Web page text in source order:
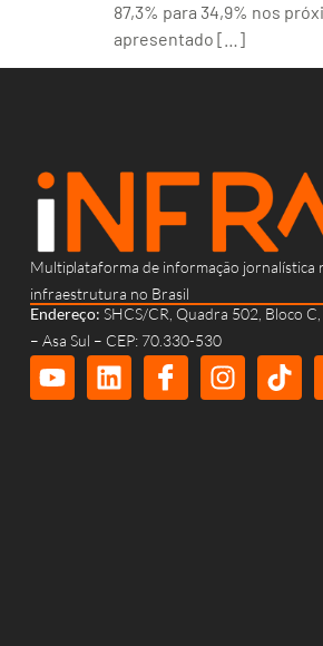
87,3% para 34,9% nos
apresentado […]
Multiplataforma de informação jornalística
infraestrutura no Brasil
Endereço: SHCS/CR, Quadra 502, Bloco
– Asa Sul – CEP: 70.330-530